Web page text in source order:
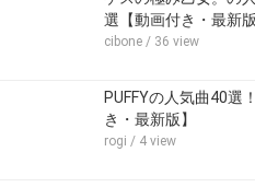
選【動画付き・最新版
cibone / 36 view
PUFFYの人気曲40選
き・最新版】
rogi / 4 view